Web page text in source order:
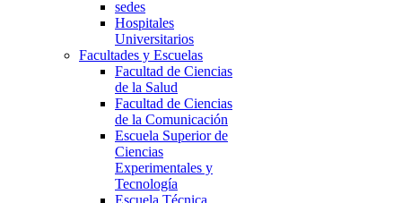
sedes
Hospitales
Universitarios
Facultades y Escuelas
Facultad de Ciencias
de la Salud
Facultad de Ciencias
de la Comunicación
Escuela Superior de
Ciencias
Experimentales y
Tecnología
Escuela Técnica